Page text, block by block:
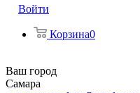
Войти
Корзина0
Ваш город
Самара